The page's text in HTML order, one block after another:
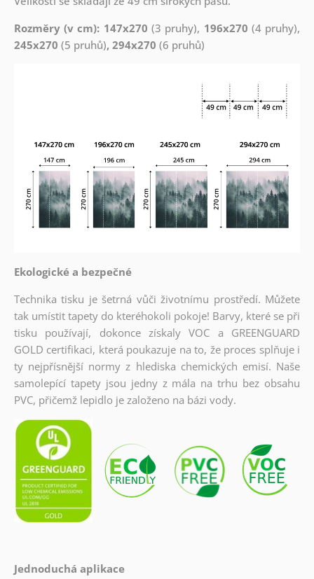
Rozměry (v cm): 147x270 (3 pruhy), 196x270 (4 pruhy),
245x270 (5 pruhů), 294x270 (6 pruhů)
Ekologické a bezpečné
Technika tisku je šetrná vůči životnímu prostředí. Můžete
tak umístit tapety do kteréhokoli pokoje! Barvy, které se při
tisku používají, dokonce získaly VOC a GREENGUARD
GOLD certifikaci, která poukazuje na to, že proces splňuje i
ty nejpřísnější normy z hlediska chemických emisí. Naše
samolepící tapety jsou jedny z mála na trhu bez obsahu
PVC, přičemž lepidlo je založeno na bázi vody.
Jednoduchá aplikace